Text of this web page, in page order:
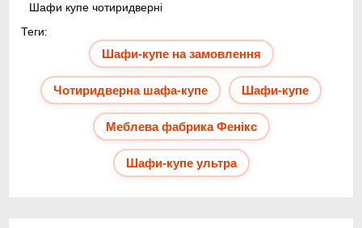
➤
Шафи купе чотиридверні
Теги:
Шафи-купе на замовлення
Чотиридверна шафа-купе Шафи-купе
Меблева фабрика Фенікс
Шафи-купе ультра